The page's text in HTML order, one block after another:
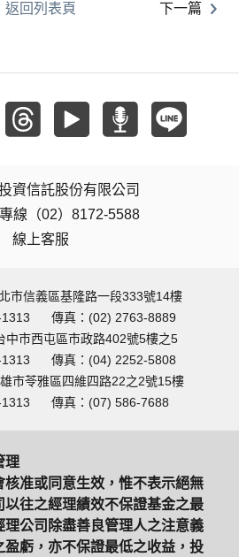
返回列表頁 下一篇
資信託股份有限公司
線（02）8172-5588
線上客服
市信義區基隆路一段333號14樓
傳真：(02) 2763-8889
中市西屯區市政路402號5樓之5
傳真：(04) 2252-5808
市苓雅區四維四路22之2號15樓
傳真：(07) 586-7688
理
核准或同意生效，惟不表示絕無
以往之經理績效不保證基金之最
理公司除盡善良管理人之注意義
盈虧，亦不保證最低之收益，投